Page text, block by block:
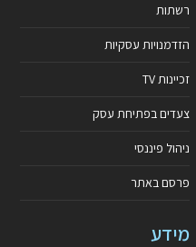
רשתות
הזדמנויות עסקיות
זכיינות TV
צעדים בפתיחת עסק
ניהול פיננסי
פרסם באתר
מידע